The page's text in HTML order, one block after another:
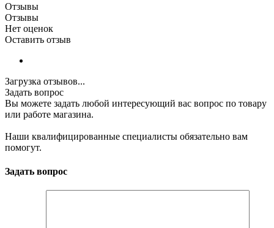
Отзывы
Отзывы
Нет оценок
Оставить отзыв
Загрузка отзывов...
Задать вопрос
Вы можете задать любой интересующий вас вопрос по товару
или работе магазина.
Наши квалифицированные специалисты обязательно вам
помогут.
Задать вопрос